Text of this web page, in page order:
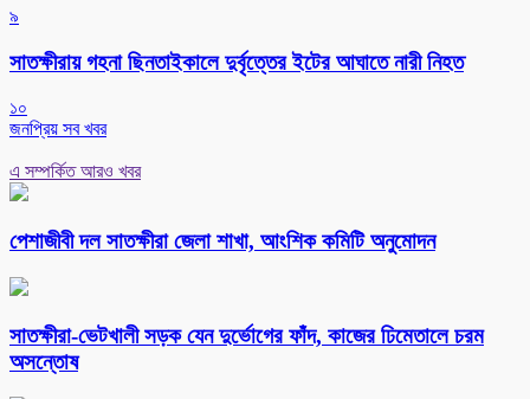
৯
সাতক্ষীরায় গহনা ছিনতাইকালে দুর্বৃত্তের ইটের আঘাতে নারী নিহত
১০
জনপ্রিয় সব খবর
এ সম্পর্কিত আরও খবর
পেশাজীবী দল সাতক্ষীরা জেলা শাখা, আংশিক কমিটি অনুমোদন
সাতক্ষীরা-ভেটখালী সড়ক যেন দুর্ভোগের ফাঁদ, কাজের ঢিমেতালে চরম
অসন্তোষ